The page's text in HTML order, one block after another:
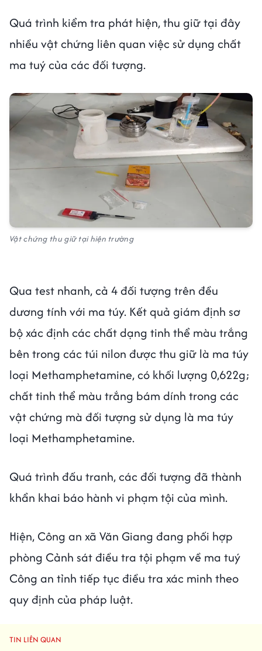
Quá trình kiểm tra phát hiện, thu giữ tại đây
nhiều vật chứng liên quan việc sử dụng chất
ma tuý của các đối tượng.
Vật chứng thu giữ tại hiện trường
Qua test nhanh, cả 4 đối tượng trên đều
dương tính với ma túy. Kết quả giám định sơ
bộ xác định các chất dạng tinh thể màu trắng
bên trong các túi nilon được thu giữ là ma túy
loại Methamphetamine, có khối lượng 0,622g;
chất tinh thể màu trắng bám dính trong các
vật chứng mà đối tượng sử dụng là ma túy
loại Methamphetamine.
Quá trình đấu tranh, các đối tượng đã thành
khẩn khai báo hành vi phạm tội của mình.
Hiện, Công an xã Văn Giang đang phối hợp
phòng Cảnh sát điều tra tội phạm về ma tuý
Công an tỉnh tiếp tục điều tra xác minh theo
quy định của pháp luật.
TIN LIÊN QUAN